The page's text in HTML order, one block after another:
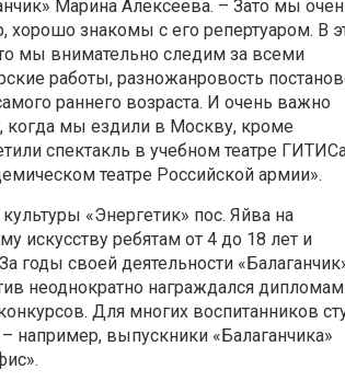
Марина Алексеева. – Зато мы
хорошо знакомы с его репертуаром. В
мы внимательно следим за всеми
работы, разножанровость
раннего возраста. И очень важно
когда мы ездили в Москву, кроме
спектакль в учебном театре
театре Российской армии».
«Энергетик» пос. Яйва на
искусству ребятам от 4 до 18 лет и
годы своей деятельности
неоднократно награждался
Для многих воспитанников
например, выпускники «Балаганчика»